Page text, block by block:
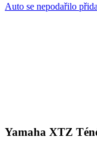
Auto se nepodařilo
Yamaha XTZ